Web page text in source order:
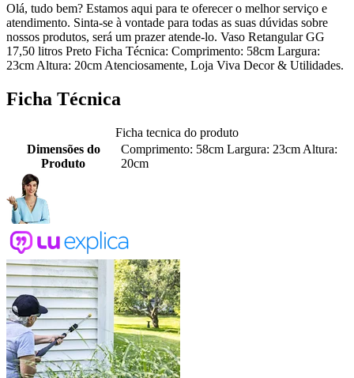
Olá, tudo bem? Estamos aqui para te oferecer o melhor serviço e
atendimento. Sinta-se à vontade para todas as suas dúvidas sobre
nossos produtos, será um prazer atende-lo. Vaso Retangular GG
17,50 litros Preto Ficha Técnica: Comprimento: 58cm Largura:
23cm Altura: 20cm Atenciosamente, Loja Viva Decor & Utilidades.
Ficha Técnica
Ficha tecnica do produto
Dimensões do
Produto
Comprimento: 58cm Largura: 23cm Altura:
20cm